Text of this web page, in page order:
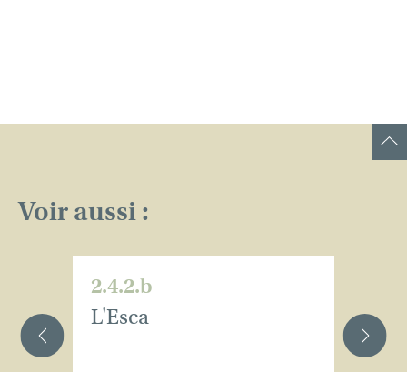
Voir aussi :
2.4.2.b
L'Esca